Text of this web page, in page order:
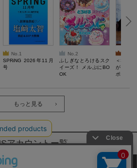
No.1
SPRiNG 2026年11月
号
No.2
ふしぎなとろけるスク
イーズ！ メルぷにBO
OK
＜SALE
がある
ポーチ
もっと見る
アカウントー覧